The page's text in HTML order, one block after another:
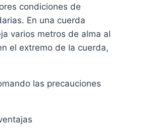
condiciones de
En una cuerda
varios metros de alma al
el extremo de la cuerda,
las precauciones